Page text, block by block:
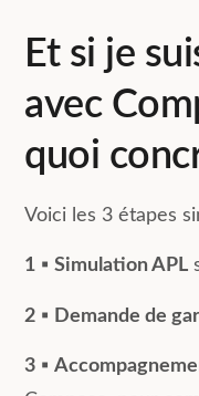
Et si je
avec
quoi
Voici les 3 étapes
1 ▪️Simulation APL
2 ▪️ Demande de
3 ▪️